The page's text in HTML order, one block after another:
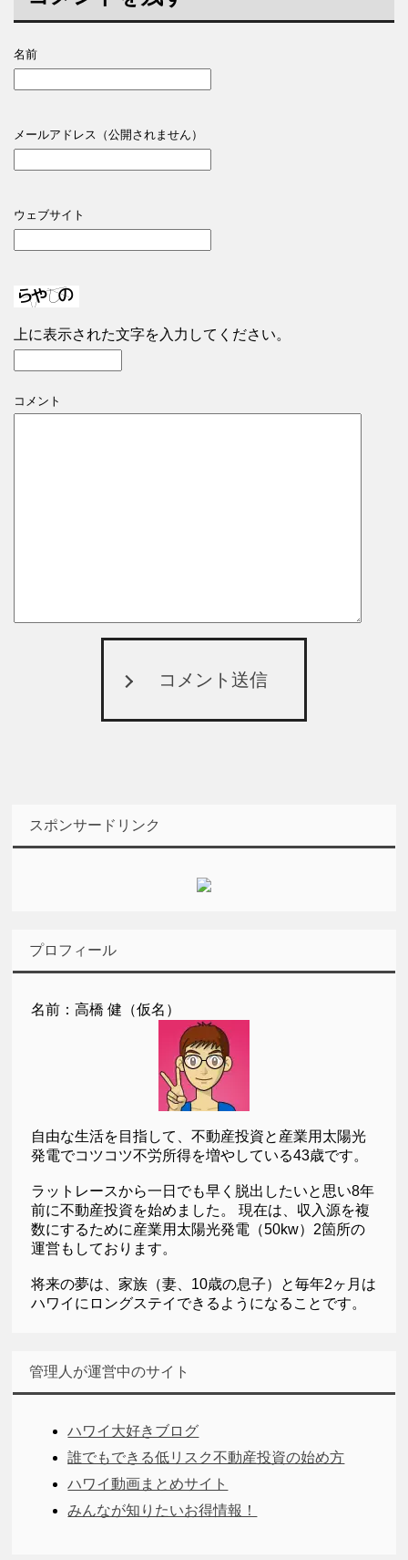
名前
メールアドレス（公開されません）
ウェブサイト
上に表示された文字を入力してください。
コメント
コメント送信
スポンサードリンク
プロフィール
名前：高橋 健（仮名）
自由な生活を目指して、不動産投資と産業用太陽光
発電でコツコツ不労所得を増やしている43歳です。
ラットレースから一日でも早く脱出したいと思い8年
前に不動産投資を始めました。 現在は、収入源を複
数にするために産業用太陽光発電（50kw）2箇所の
運営もしております。
将来の夢は、家族（妻、10歳の息子）と毎年2ヶ月は
ハワイにロングステイできるようになることです。
管理人が運営中のサイト
ハワイ大好きブログ
誰でもできる低リスク不動産投資の始め方
ハワイ動画まとめサイト
みんなが知りたいお得情報！